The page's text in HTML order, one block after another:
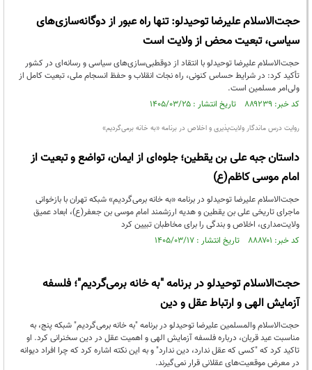
حجت‌الاسلام علیرضا توحیدلو: تنها راه عبور از دوگانه‌سازی‌های
سیاسی، تبعیت محض از ولایت است
حجت‌الاسلام علیرضا توحیدلو با انتقاد از دوقطبی‌سازی‌های سیاسی و رسانه‌ای در کشور
تأکید کرد: در شرایط حساس کنونی، راه نجات انقلاب و حفظ انسجام ملی، تبعیت کامل از
ولی‌امر مسلمین است.
کد خبر: ۸۸۹۲۳۹ تاریخ انتشار : ۱۴۰۵/۰۳/۲۵
روایت درس ماندگار ولایت‌پذیری و اخلاص در برنامه «به خانه برمی‌گردیم»
داستان جبه علی بن یقطین؛ جلوه‌ای از ایمان، تواضع و تبعیت از
امام موسی کاظم(ع)
حجت‌الاسلام علیرضا توحیدلو در برنامه «به خانه برمی‌گردیم» شبکه تهران با بازخوانی
ماجرای تاریخی علی بن یقطین و هدیه ارزشمند امام موسی بن جعفر(ع)، ابعاد عمیق
ولایت‌مداری، اخلاص و بندگی را برای مخاطبان تبیین کرد
کد خبر: ۸۸۸۷۰۱ تاریخ انتشار : ۱۴۰۵/۰۳/۱۷
حجت‌الاسلام توحیدلو در برنامه "به خانه برمی‌گردیم"؛ فلسفه
آزمایش الهی و ارتباط عقل و دین
حجت‌الاسلام والمسلمین علیرضا توحیدلو در برنامه "به خانه برمی‌گردیم" شبکه پنج، به
مناسبت عید قربان، درباره فلسفه آزمایش الهی و اهمیت عقل در دین سخنرانی کرد. او
تاکید کرد که "کسی که عقل ندارد، دین ندارد" و به این نکته اشاره کرد که چرا افراد دیوانه
در معرض موقعیت‌های عقلانی قرار نمی‌گیرند.